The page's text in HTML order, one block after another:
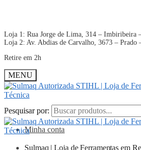
Loja 1: Rua Jorge de Lima, 314 – Imbiribeira
Loja 2: Av. Abdias de Carvalho, 3673 – Prado
Retire em 2h
MENU
Pesquisar por:
Minha conta
Pesquisar por:
Sulmaq | Loja de Ferramentas em